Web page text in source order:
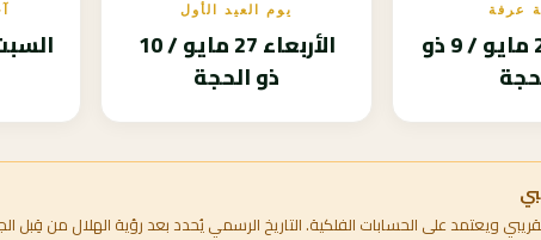
عرفة
الثلاثاء 26 مايو / 9 ذو
يوم العيد الأول
الأربعاء 27 مايو / 10
ذو الحجة
تقريبي ويعتمد على الحسابات الفلكية. التاريخ الرسمي يُحدد بعد رؤية الهلال من